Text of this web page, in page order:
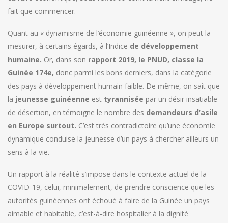
fait que commencer.
Quant au « dynamisme de l’économie guinéenne », on peut la
mesurer, à certains égards, à l’Indice de développement
humaine. Or, dans son rapport 2019, le PNUD, classe la
Guinée 174e, donc parmi les bons derniers, dans la catégorie
des pays à développement humain faible. De même, on sait que
la jeunesse guinéenne est tyrannisée par un désir insatiable
de désertion, en témoigne le nombre des demandeurs d’asile
en Europe surtout. C’est très contradictoire qu’une économie
dynamique conduise la jeunesse d’un pays à chercher ailleurs un
sens à la vie.
Un rapport à la réalité s’impose dans le contexte actuel de la
COVID-19, celui, minimalement, de prendre conscience que les
autorités guinéennes ont échoué à faire de la Guinée un pays
aimable et habitable, c’est-à-dire hospitalier à la dignité